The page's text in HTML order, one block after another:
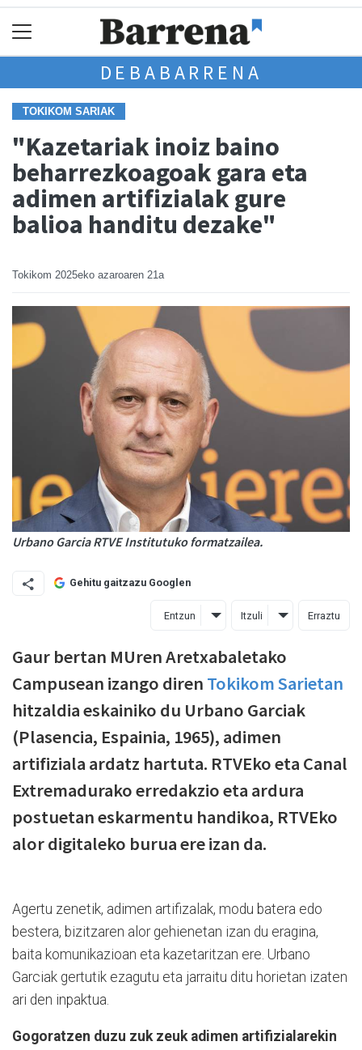
DEBABARRENA
TOKIKOM SARIAK
"Kazetariak inoiz baino
beharrezkoagoak gara eta
adimen artifizialak gure
balioa handitu dezake"
Tokikom 2025eko azaroaren 21a
Urbano Garcia RTVE Institutuko formatzailea.
Gehitu gaitzazu Googlen
Entzun Itzuli Erraztu
Gaur bertan MUren Aretxabaletako
Campusean izango diren Tokikom Sarietan
hitzaldia eskainiko du Urbano Garciak
(Plasencia, Espainia, 1965), adimen
artifiziala ardatz hartuta. RTVEko eta Canal
Extremadurako erredakzio eta ardura
postuetan eskarmentu handikoa, RTVEko
alor digitaleko burua ere izan da.
Agertu zenetik, adimen artifizalak, modu batera edo
bestera, bizitzaren alor gehienetan izan du eragina,
baita komunikazioan eta kazetaritzan ere. Urbano
Garciak gertutik ezagutu eta jarraitu ditu horietan izaten
ari den inpaktua.
Gogoratzen duzu zuk zeuk adimen artifizialarekin